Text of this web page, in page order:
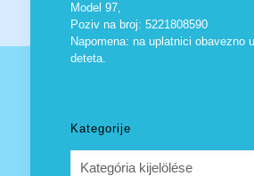
Model 97,
Poziv na broj: 5221808590
Napomena: na uplatnici obavezno
deteta.
Kategorije